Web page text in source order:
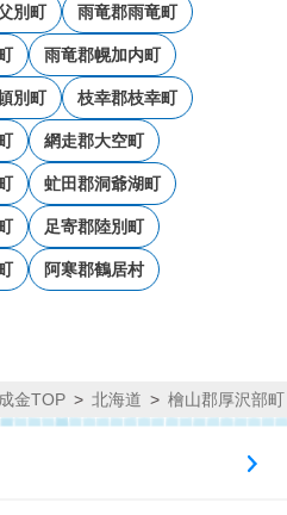
別町 雨竜郡雨竜町
雨竜郡幌加内町
別町 枝幸郡枝幸町
網走郡大空町
虻田郡洞爺湖町
足寄郡陸別町
阿寒郡鶴居村
金TOP 北海道 檜山郡厚沢部町